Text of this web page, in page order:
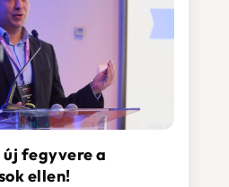
új fegyvere a
ellen!